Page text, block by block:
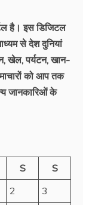
है। इस डिजिटल
से देश दुनियां
खेल, पर्यटन, खान-
को आप तक
जानकारिओं के
S
S
2
3